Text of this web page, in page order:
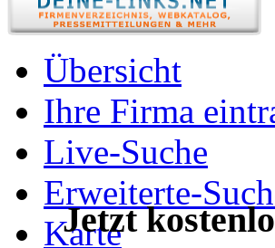
Übersicht
Ihre Firma
Live-Suche
Erweiterte-
Karte
Jetzt